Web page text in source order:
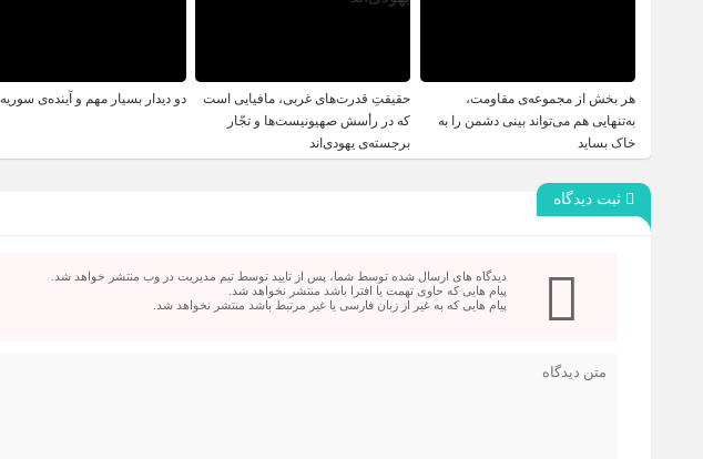
هر بخش از مجموعه‌ی مقاومت،
به‌تنهایی هم می‌تواند بینی دشمن را به
خاک بساید
حقیقتِ قدرت‌های غربی، مافیایی است
که در رأسش صهیونیست‌ها و تجّار
برجسته‌ی یهودی‌اند
دو دیدار بسیار مهم و آینده‌ی سوریه
ثبت دیدگاه
دیدگاه های ارسال شده توسط شما، پس از تایید توسط تیم مدیریت در وب منتشر خواهد شد.
پیام هایی که حاوی تهمت یا افترا باشد منتشر نخواهد شد.
پیام هایی که به غیر از زبان فارسی یا غیر مرتبط باشد منتشر نخواهد شد.